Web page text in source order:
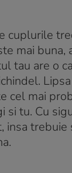
cuplurile
mai buna,
tau are o
cel mai
si tu. Cu
trebuie